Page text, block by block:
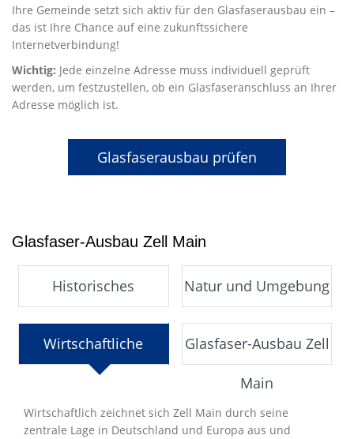
Ihre Gemeinde setzt sich aktiv für den Glasfaserausbau ein –
das ist Ihre Chance auf eine zukunftssichere
Internetverbindung!
Wichtig: Jede einzelne Adresse muss individuell geprüft
werden, um festzustellen, ob ein Glasfaseranschluss an Ihrer
Adresse möglich ist.
Glasfaserausbau prüfen
Glasfaser-Ausbau Zell Main
Historisches Natur und Umgebung
Wirtschaftliche Glasfaser-Ausbau Zell
Main
Wirtschaftlich zeichnet sich Zell Main durch seine
zentrale Lage in Deutschland und Europa aus und